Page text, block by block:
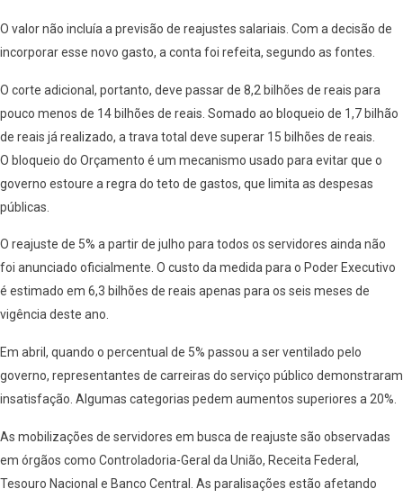
O valor não incluía a previsão de reajustes salariais. Com a decisão de
incorporar esse novo gasto, a conta foi refeita, segundo as fontes.
O corte adicional, portanto, deve passar de 8,2 bilhões de reais para
pouco menos de 14 bilhões de reais. Somado ao bloqueio de 1,7 bilhão
de reais já realizado, a trava total deve superar 15 bilhões de reais.
O bloqueio do Orçamento é um mecanismo usado para evitar que o
governo estoure a regra do teto de gastos, que limita as despesas
públicas.
O reajuste de 5% a partir de julho para todos os servidores ainda não
foi anunciado oficialmente. O custo da medida para o Poder Executivo
é estimado em 6,3 bilhões de reais apenas para os seis meses de
vigência deste ano.
Em abril, quando o percentual de 5% passou a ser ventilado pelo
governo, representantes de carreiras do serviço público demonstraram
insatisfação. Algumas categorias pedem aumentos superiores a 20%.
As mobilizações de servidores em busca de reajuste são observadas
em órgãos como Controladoria-Geral da União, Receita Federal,
Tesouro Nacional e Banco Central. As paralisações estão afetando